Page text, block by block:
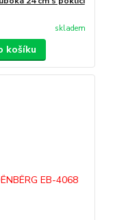
skladem
košíku